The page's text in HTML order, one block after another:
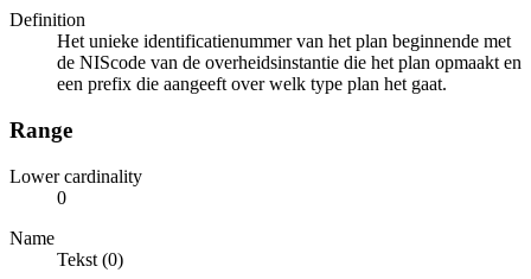
Definition
Het unieke identificatienummer van het plan beginnende met
de NIScode van de overheidsinstantie die het plan opmaakt en
een prefix die aangeeft over welk type plan het gaat.
Range
Lower cardinality
0
Name
Tekst (0)